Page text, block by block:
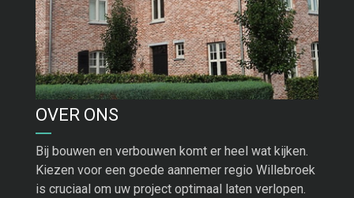
OVER ONS
Bij bouwen en verbouwen komt er heel wat kijken.
Kiezen voor een goede aannemer regio Willebroek
is cruciaal om uw project optimaal laten verlopen.